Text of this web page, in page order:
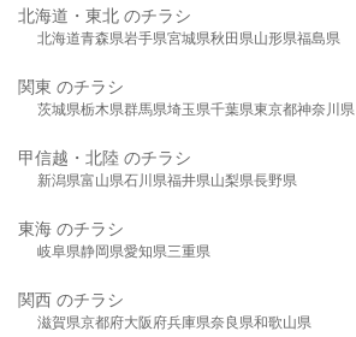
北海道・東北 のチラシ
北海道青森県岩手県宮城県秋田県山形県福島県
関東 のチラシ
茨城県栃木県群馬県埼玉県千葉県東京都神奈川県
甲信越・北陸 のチラシ
新潟県富山県石川県福井県山梨県長野県
東海 のチラシ
岐阜県静岡県愛知県三重県
関西 のチラシ
滋賀県京都府大阪府兵庫県奈良県和歌山県